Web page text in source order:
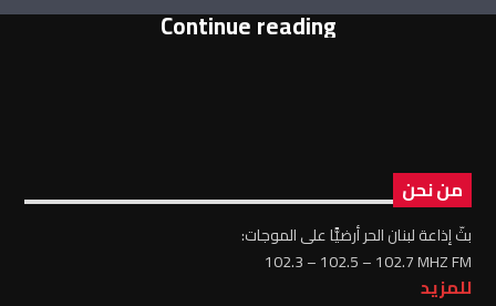
Continue reading
من نحن
بثّ إذاعة لبنان الحر أرضيًّا على الموجات:
102.3 – 102.5 – 102.7 MHZ FM
للمزيد